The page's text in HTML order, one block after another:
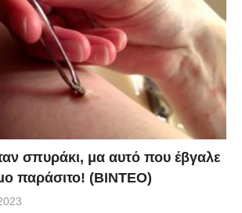
σπυράκι, μα αυτό που έβγαλε
παράσιτο! (BINTEO)